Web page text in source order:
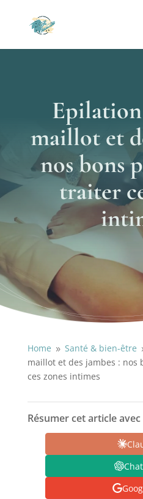
maillot et
nos bons
traiter
Home 9 Santé & bien-être
maillot et des jambes :
ces zones intimes
Résumer cet article avec